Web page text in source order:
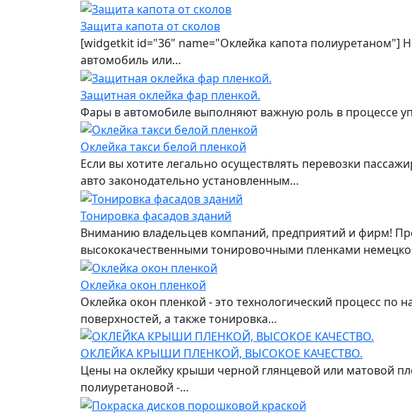
Защита капота от сколов
[widgetkit id="36" name="Оклейка капота полиуретаном"]
автомобиль или…
Защитная оклейка фар пленкой.
Фары в автомобиле выполняют важную роль в процессе
Оклейка такси белой пленкой
Если вы хотите легально осуществлять перевозки
авто законодательно установленным…
Тонировка фасадов зданий
Вниманию владельцев компаний, предприятий и фирм!
высококачественными тонировочными пленками
Оклейка окон пленкой
Оклейка окон пленкой - это технологический процесс
поверхностей, а также тонировка…
ОКЛЕЙКА КРЫШИ ПЛЕНКОЙ, ВЫСОКОЕ КАЧЕСТВО.
Цены на оклейку крыши черной глянцевой или матовой
полиуретановой -…